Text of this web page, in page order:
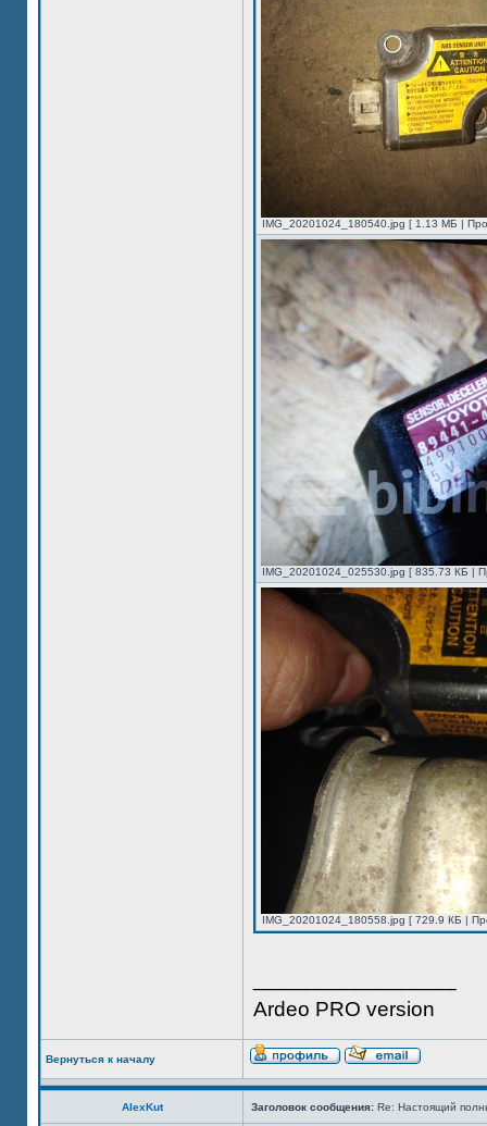
IMG_20201024_180540.jpg [ 1.13 МБ |
IMG_20201024_025530.jpg [ 835.73 КБ |
IMG_20201024_180558.jpg [ 729.9 КБ |
Ardeo PRO version
Вернуться к началу
AlexKut Заголовок сообщения: Re: Настоящий